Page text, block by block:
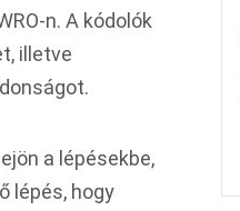
n. A kódolók
illetve
a lépésekbe,
lépés, hogy